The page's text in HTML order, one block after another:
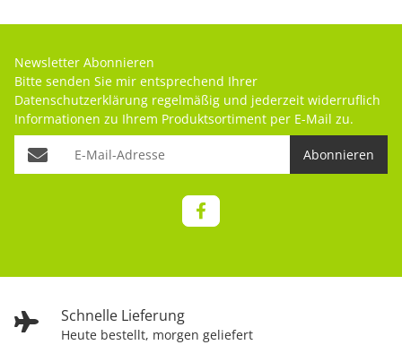
Schnelle Lieferung
Heute bestellt, morgen geliefert
Newsletter Abonnieren
Bitte senden Sie mir entsprechend Ihrer
Datenschutzerklärung regelmäßig und jederzeit widerruflich
Informationen zu Ihrem Produktsortiment per E-Mail zu.
Abonnieren